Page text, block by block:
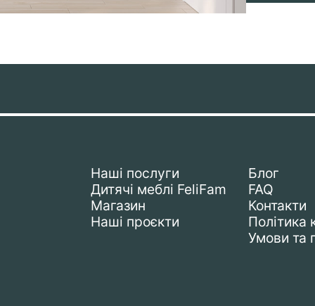
Наші послуги
Дитячі меблі FeliFam
Магазин
Наші проєкти
Блог
FAQ
Контакти
Політика
Умови та